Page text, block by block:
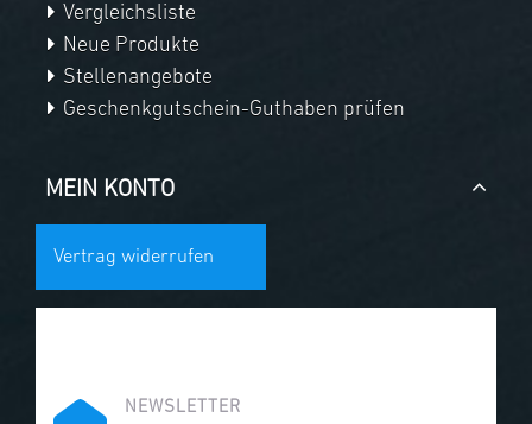
Vergleichsliste
Neue Produkte
Stellenangebote
Geschenkgutschein-Guthaben prüfen
MEIN KONTO
Vertrag widerrufen
NEWSLETTER